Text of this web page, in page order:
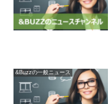
&Buzzの一般ニュース